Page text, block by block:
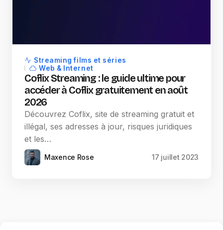
Streaming films et séries
Web & Internet
Coflix Streaming : le guide ultime pour
accéder à Coflix gratuitement en août
2026
Découvrez Coflix, site de streaming gratuit et
illégal, ses adresses à jour, risques juridiques
et les…
Maxence Rose 17 juillet 2023